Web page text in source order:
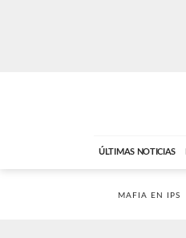
ÚLTIMAS NOTICIAS
MAFIA EN IPS